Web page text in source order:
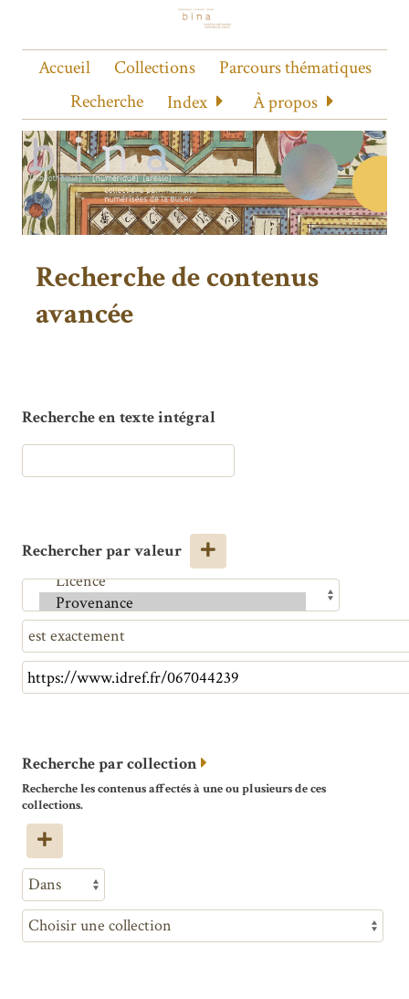
Accueil Collections
Parcours thématiques
Recherche
Index À propos
Recherche de contenus
avancée
Recherche en texte intégral
Rechercher par valeur
Recherche par collection
Recherche les contenus affectés à une ou plusieurs de ces
collections.